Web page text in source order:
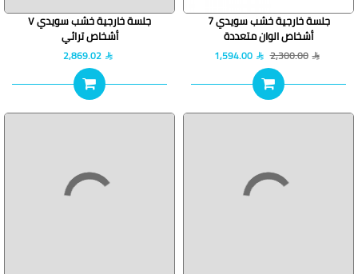
جلسة خارجية خشب سويدي 7
أشخاص الوان متعددة
1,594.00 2,300.00
جلسة خارجية خشب سويدي ٧
أشخاص تراثي
2,869.02